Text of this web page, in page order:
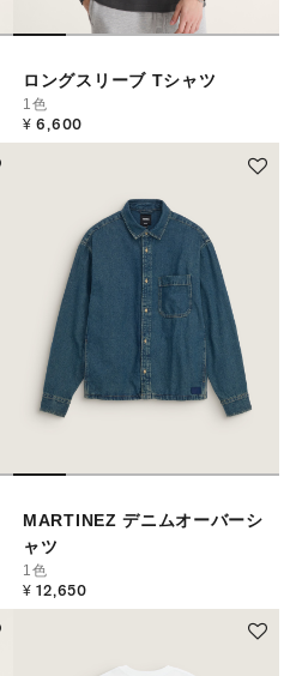
ロングスリーブ Tシャツ
1色
¥ 6,600
MARTINEZ デニムオーバーシ
ャツ
1色
¥ 12,650